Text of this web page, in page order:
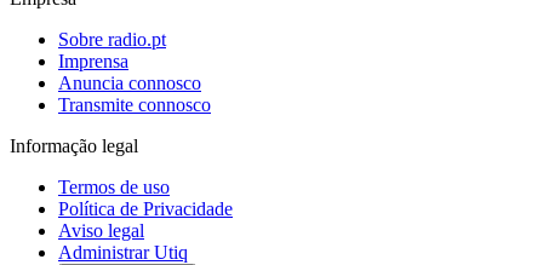
Sobre radio.pt
Imprensa
Anuncia connosco
Transmite connosco
Informação legal
Termos de uso
Política de Privacidade
Aviso legal
Administrar Utiq